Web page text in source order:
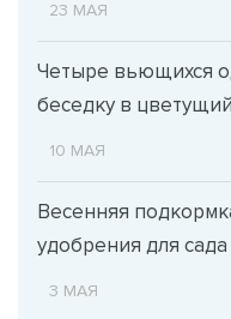
23 МАЯ
Четыре вьющихся
беседку в
10 МАЯ
Весенняя
удобрения для
3 МАЯ